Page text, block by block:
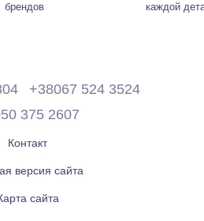
брендов
каждой
+38067 524 3524
375 2607
Контакт
версия сайта
сайта